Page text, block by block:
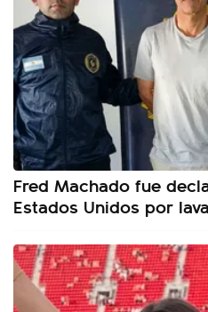
Fred Machado fue
Estados Unidos por